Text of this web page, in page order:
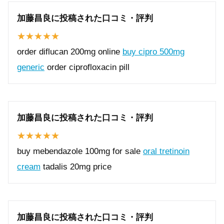
加藤昌良に投稿された口コミ・評判
order diflucan 200mg online buy cipro 500mg
generic order ciprofloxacin pill
加藤昌良に投稿された口コミ・評判
buy mebendazole 100mg for sale oral tretinoin
cream tadalis 20mg price
加藤昌良に投稿された口コミ・評判